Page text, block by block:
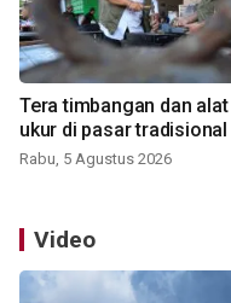
Tera timbangan dan alat
ukur di pasar tradisional
Rabu, 5 Agustus 2026
Video